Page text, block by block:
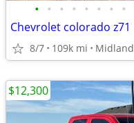
• • • • • • • •
Chevrolet colorado z71
8/7 109k mi Midland
$12,300